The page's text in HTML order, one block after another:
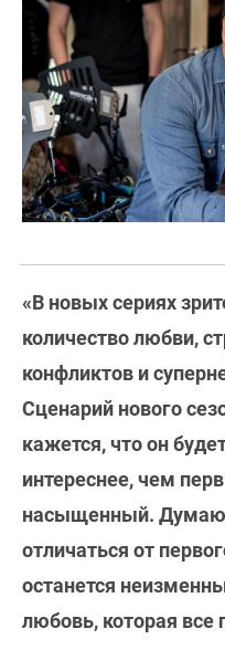
«В новых сериях
количество любви,
конфликтов и
Сценарий нового
кажется, что он
интереснее, чем
насыщенный. Думаю,
отличаться от
останется
любовь, которая все